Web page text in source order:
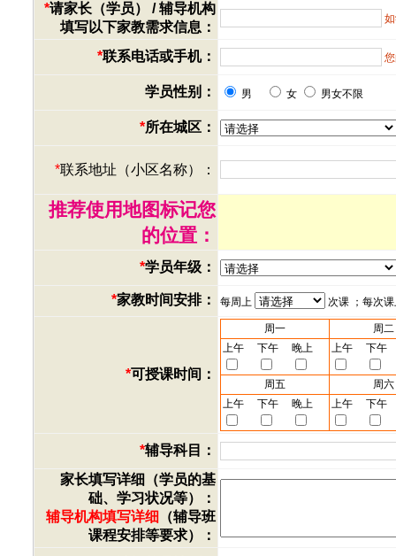
*请家长（学员） / 辅导机构
填写以下家教需求信息：
*联系电话或手机：
学员性别： 男 女 男女不限
*所在城区：
*联系地址（小区名称）：
推荐使用地图标记您
的位置：
*学员年级：
*家教时间安排： 每周上 次课 ；每次
*可授课时间：
周一
周二
上午
下午 晚上 上午 下午
周五
周六
上午
下午 晚上 上午 下午
*辅导科目：
家长填写详细（学员的基
础、学习状况等）：
辅导机构填写详细 （辅导班
课程安排等要求）：